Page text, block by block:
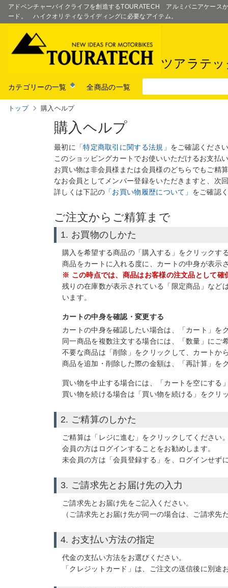
アドベンチャーバイクライフを創造するTOURATECH アルミパニアケース
ード。 ハイクオリティなライディングに必要なアイテム。
ツアラテ
カテゴリーの一覧 全商品の一覧
トップ 購入ヘルプ
購入ヘルプ
最初に 「特定商取引に関する法規」 をご確認くださ
このショッピングカートでお使いいただけるお支払
お買い物は非会員様または会員様のどちらでもご精
なお会員としてメンバー登録をいただきますと、次
詳しくは下記の 「お買い物履歴について」 をご確認
ご注文からご精算まで
1. お買物のしかた
購入を希望する商品の「購入する」をクリックす
商品をカートに入れる度に、カートの中身が表示
※ この時点では、商品はお客様の注文品として確
残りの在庫数が表示されている「限定商品」など
います。
カートの中身を確認・変更する
カートの中身を確認したい場合は、「カート」を
同一商品を複数注文する場合には、「数量」にご
不要な商品は「削除」をクリックして、カートか
商品を追加・削除した際の金額は、「再計算」を
買い物を中止する場合には、「カートを空にする
買い物を続ける場合は「買い物を続ける」をクリ
2. ご精算のしかた
ご精算は「レジに進む」をクリックしてください
会員の方はログインすることをお勧めします。
未会員の方は「会員登録する」を、ログインせず
3. ご請求先とお届け先の入力
ご請求先とお届け先をご記入ください。
（ご請求先とお届け先が同一の場合は、ご請求先
4. お支払い方法の指定
代金の支払い方法をお選びください。
「クレジットカード」 は、ご注文の送信後に別途